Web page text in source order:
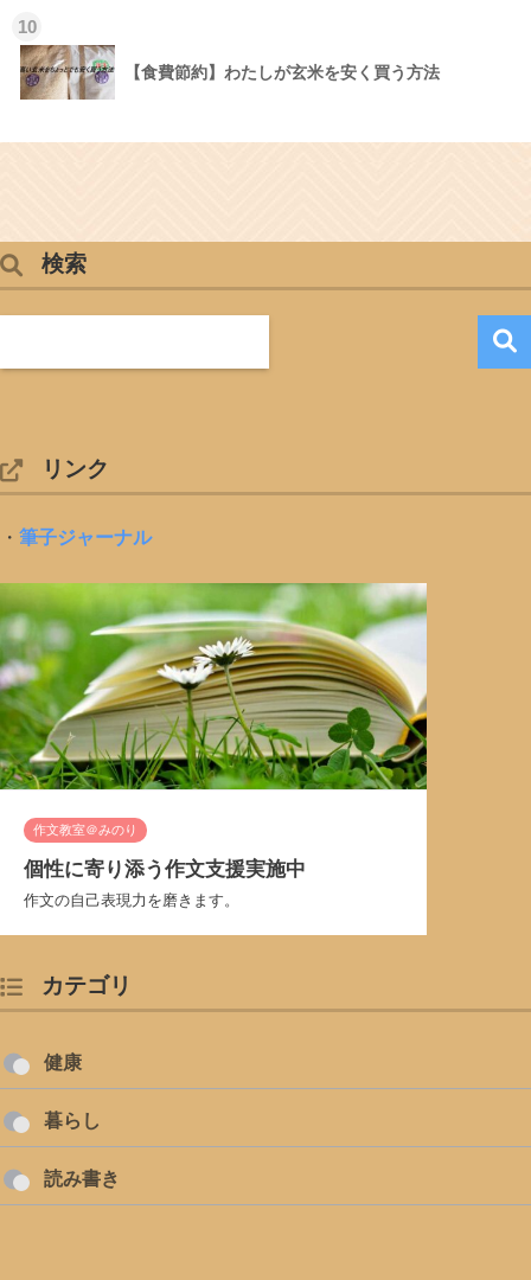
10
【食費節約】わたしが玄米を安く買う方法
検索
リンク
・ 筆子ジャーナル
作文教室＠みのり
個性に寄り添う作文支援実施中
作文の自己表現力を磨きます。
カテゴリ
健康
暮らし
読み書き